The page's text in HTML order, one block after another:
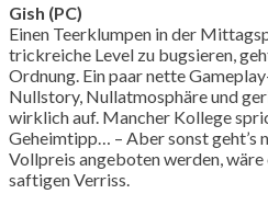
Gish (PC)
Einen Teerklumpen in der
trickreiche Level zu bugsieren,
Ordnung. Ein paar nette
Nullstory, Nullatmosphäre und
wirklich auf. Mancher Kollege
Geheimtipp… – Aber sonst geht’s
Vollpreis angeboten werden, wäre
saftigen Verriss.